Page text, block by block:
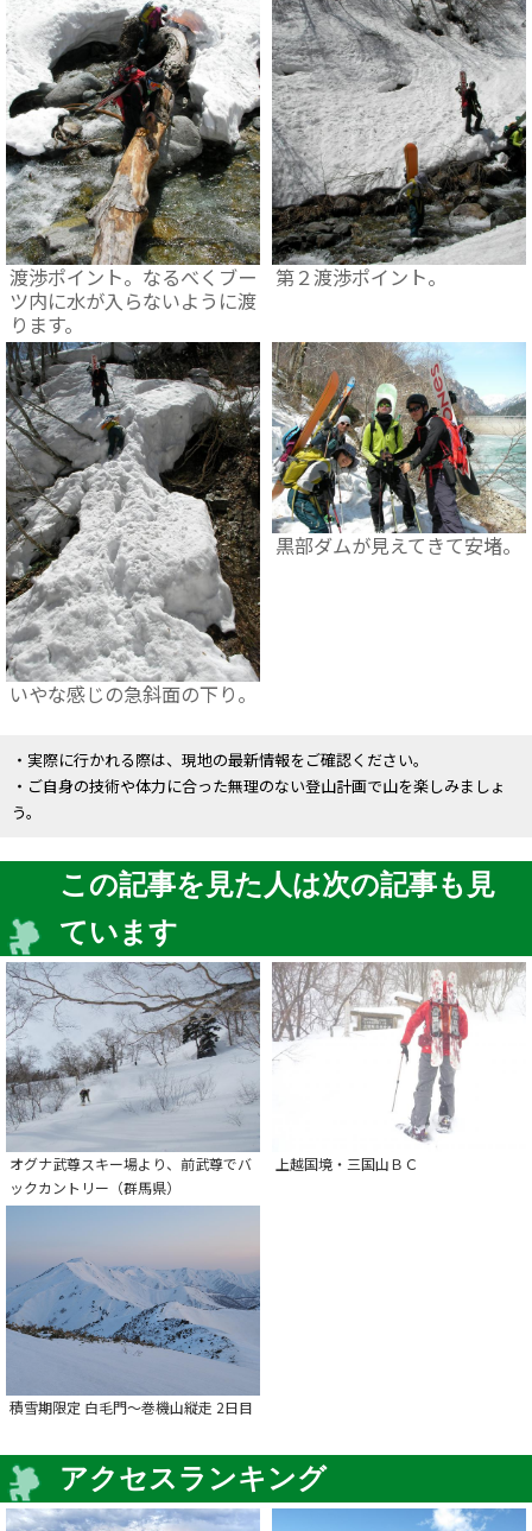
渡渉ポイント。なるべくブー
ツ内に水が入らないように渡
ります。
第２渡渉ポイント。
いやな感じの急斜面の下り。
黒部ダムが見えてきて安堵。
・実際に行かれる際は、現地の最新情報をご確認ください。
・ご自身の技術や体力に合った無理のない登山計画で山を楽しみましょ
う。
この記事を見た人は次の記事も見
ています
オグナ武尊スキー場より、前武尊でバ
ックカントリー（群馬県）
上越国境・三国山ＢＣ
積雪期限定 白毛門〜巻機山縦走 2日目
アクセスランキング